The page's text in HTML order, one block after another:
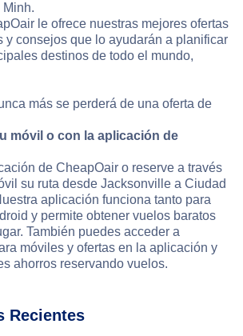
le ofrece nuestras mejores ofertas
y consejos que lo ayudarán a planificar
destinos de todo el mundo,
más se perderá de una oferta de
móvil o con la aplicación de
de CheapOair o reserve a través
su ruta desde Jacksonville a Ciudad
aplicación funciona tanto para
y permite obtener vuelos baratos
También puedes acceder a
móviles y ofertas en la aplicación y
ahorros reservando vuelos.
Recientes